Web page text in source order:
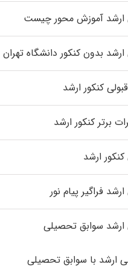
ارشد آموزش محور چیست
بدون کنکور دانشگاه تهران
کنکور ارشد
برتر کنکور ارشد
کنکور ارشد
فراگیر پیام نور
ارشد سوابق تحصیلی
ارشد با سوابق تحصیلی